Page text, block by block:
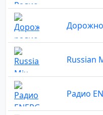
Russian
Радио